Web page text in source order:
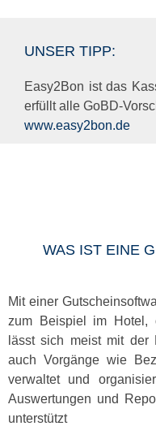
UNSER TIPP:
Easy2Bon ist das
erfüllt alle GoBD-
www.easy2bon.de
WAS IST EINE
Mit einer
zum Beispiel im Hotel,
lässt sich meist mit der
auch Vorgänge wie
verwaltet und
Auswertungen und
unterstützt